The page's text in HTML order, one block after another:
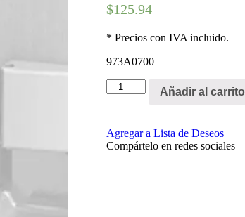
$125.94
* Precios con IVA incluido.
973A0700
Añadir al carrito
Agregar a Lista de Deseos
Compártelo en redes sociales